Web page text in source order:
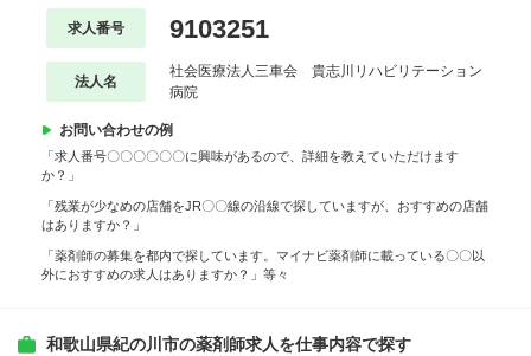
求人番号 9103251
法人名
社会医療法人三車会 貴志川リハビリテーション
病院
お問い合わせの例
「求人番号〇〇〇〇〇〇に興味があるので、詳細を教えていただけます
か？」
「残業が少なめの店舗をJR〇〇線の沿線で探していますが、おすすめの店舗
はありますか？」
「薬剤師の募集を都内で探しています。マイナビ薬剤師に載っている〇〇以
外におすすめの求人はありますか？」等々
和歌山県紀の川市の薬剤師求人を仕事内容で探す